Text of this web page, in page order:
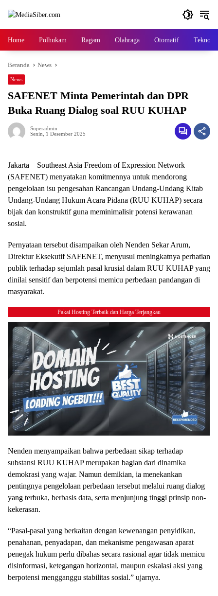
Home Polhukam Ragam Olahraga Otomatif Tekno
Beranda News
News
SAFENET Minta Pemerintah dan DPR
Buka Ruang Dialog soal RUU KUHAP
Superadmin
Senin, 1 Desember 2025
Jakarta – Southeast Asia Freedom of Expression Network
(SAFENET) menyatakan komitmennya untuk mendorong
pengelolaan isu pengesahan Rancangan Undang-Undang Kitab
Undang-Undang Hukum Acara Pidana (RUU KUHAP) secara
bijak dan konstruktif guna meminimalisir potensi kerawanan
sosial.
Pernyataan tersebut disampaikan oleh Nenden Sekar Arum,
Direktur Eksekutif SAFENET, menyusul meningkatnya perhatian
publik terhadap sejumlah pasal krusial dalam RUU KUHAP yang
dinilai sensitif dan berpotensi memicu perbedaan pandangan di
masyarakat.
Pakai Hosting Terbaik dan Harga Terjangkau
Nenden menyampaikan bahwa perbedaan sikap terhadap
substansi RUU KUHAP merupakan bagian dari dinamika
demokrasi yang wajar. Namun demikian, ia menekankan
pentingnya pengelolaan perbedaan tersebut melalui ruang dialog
yang terbuka, berbasis data, serta menjunjung tinggi prinsip non-
kekerasan.
“Pasal-pasal yang berkaitan dengan kewenangan penyidikan,
penahanan, penyadapan, dan mekanisme pengawasan aparat
penegak hukum perlu dibahas secara rasional agar tidak memicu
disinformasi, ketegangan horizontal, maupun eskalasi aksi yang
berpotensi mengganggu stabilitas sosial.” ujarnya.